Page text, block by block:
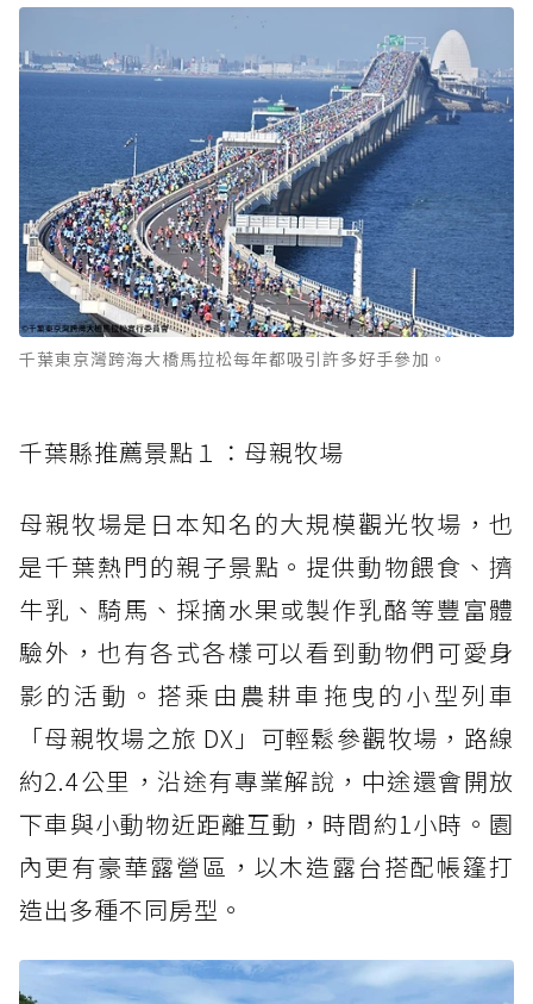
千葉東京灣跨海大橋馬拉松每年都吸引許多好手參加。
千葉縣推薦景點１：母親牧場
母親牧場是日本知名的大規模觀光牧場，也
是千葉熱門的親子景點。提供動物餵食、擠
牛乳、騎馬、採摘水果或製作乳酪等豐富體
驗外，也有各式各樣可以看到動物們可愛身
影的活動。搭乘由農耕車拖曳的小型列車
「母親牧場之旅 DX」可輕鬆參觀牧場，路線
約2.4公里，沿途有專業解說，中途還會開放
下車與小動物近距離互動，時間約1小時。園
內更有豪華露營區，以木造露台搭配帳篷打
造出多種不同房型。